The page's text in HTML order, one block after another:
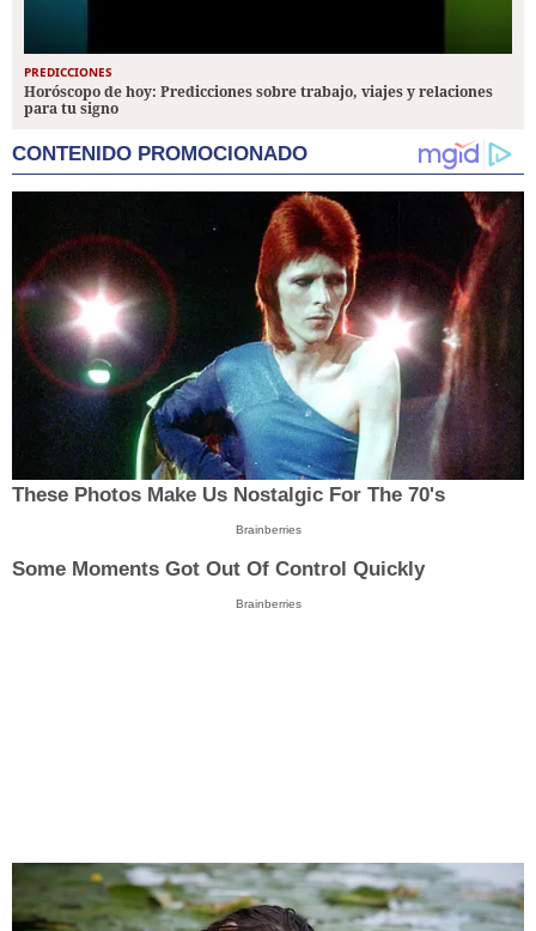
PREDICCIONES
Horóscopo de hoy: Predicciones sobre trabajo, viajes y relaciones
para tu signo
CONTENIDO PROMOCIONADO
These Photos Make Us Nostalgic For The 70's
Brainberries
Some Moments Got Out Of Control Quickly
Brainberries